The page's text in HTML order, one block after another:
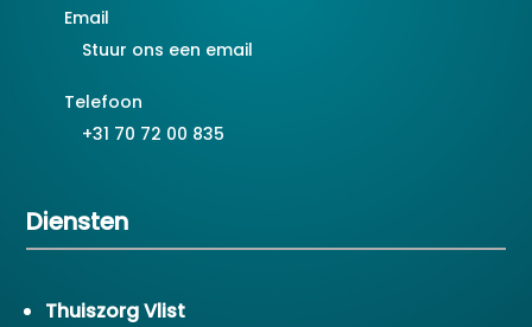
Email
Stuur ons een email
Telefoon
+31 70 72 00 835
Diensten
Thuiszorg Vlist